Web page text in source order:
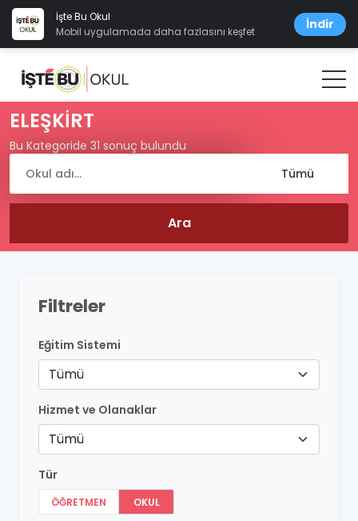
İşte Bu Okul
Mobil uygulamada daha fazlasını keşfet
İndir
ELEŞKİRT
Bu Kategoride 31 sonuç bulundu
Filtreler
Eğitim Sistemi
Tümü
Hizmet ve Olanaklar
Tümü
Tür
ÖĞRETMEN OKUL